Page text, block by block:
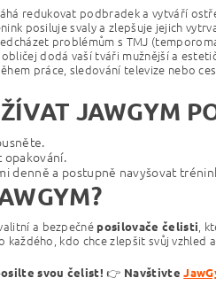
redukovat podbradek a vytváří
posiluje svaly a zlepšuje jejich
problémům s TMJ
dodá vaší tváři mužnější a
práce, sledování televize nebo
JAWGYM
opakování.
denně a postupně navyšovat
a bezpečné posilovače čelisti,
kdo chce zlepšit svůj vzhled
svou čelist! 👉 Navštivte